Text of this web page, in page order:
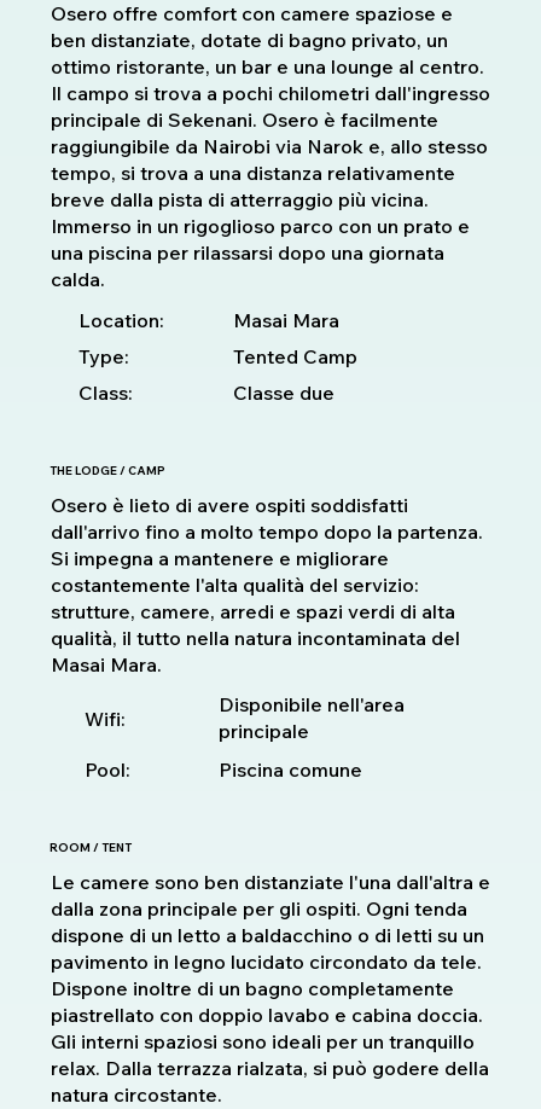
Osero offre comfort con camere spaziose e
ben distanziate, dotate di bagno privato, un
ottimo ristorante, un bar e una lounge al centro.
Il campo si trova a pochi chilometri dall'ingresso
principale di Sekenani. Osero è facilmente
raggiungibile da Nairobi via Narok e, allo stesso
tempo, si trova a una distanza relativamente
breve dalla pista di atterraggio più vicina.
Immerso in un rigoglioso parco con un prato e
una piscina per rilassarsi dopo una giornata
calda.
Location:
Masai Mara
Type:
Tented Camp
Class:
Classe due
THE LODGE / CAMP
Osero è lieto di avere ospiti soddisfatti
dall'arrivo fino a molto tempo dopo la partenza.
Si impegna a mantenere e migliorare
costantemente l'alta qualità del servizio:
strutture, camere, arredi e spazi verdi di alta
qualità, il tutto nella natura incontaminata del
Masai Mara.
Wifi:
Disponibile nell'area
principale
Pool:
Piscina comune
ROOM / TENT
Le camere sono ben distanziate l'una dall'altra e
dalla zona principale per gli ospiti. Ogni tenda
dispone di un letto a baldacchino o di letti su un
pavimento in legno lucidato circondato da tele.
Dispone inoltre di un bagno completamente
piastrellato con doppio lavabo e cabina doccia.
Gli interni spaziosi sono ideali per un tranquillo
relax. Dalla terrazza rialzata, si può godere della
natura circostante.